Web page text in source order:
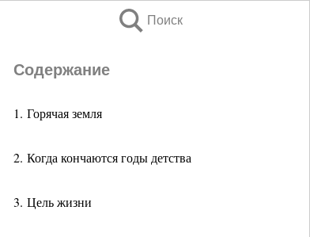
Поиск
Содержание
1. Горячая земля
2. Когда кончаются годы детства
3. Цель жизни